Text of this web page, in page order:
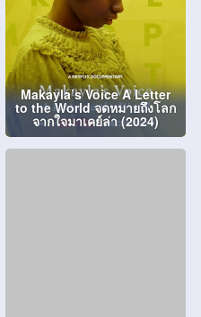
Makayla’s Voice A Letter
to the World จดหมายถึงโลก
จากใจมาเคย์ล่า (2024)